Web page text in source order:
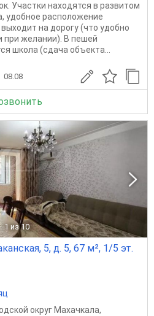
Участки находятся в развитом
удобное расположение
на дорогу (что удобно
желании). В пешей
школа (сдача объекта...
08.08
1 из 10
5, д. 5, 67 м², 1/5 эт.
округ Махачкала,